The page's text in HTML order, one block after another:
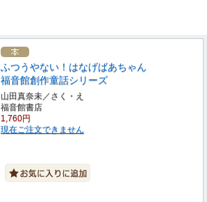
ふつうやない！はなげばあちゃん
福音館創作童話シリーズ
山田真奈未／さく・え
福音館書店
1,760円
現在ご注文できません